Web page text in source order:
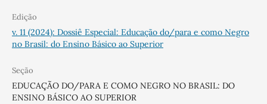
Edição
v. 11 (2024): Dossiê Especial: Educação do/para e como Negro
no Brasil: do Ensino Básico ao Superior
Seção
EDUCAÇÃO DO/PARA E COMO NEGRO NO BRASIL: DO
ENSINO BÁSICO AO SUPERIOR